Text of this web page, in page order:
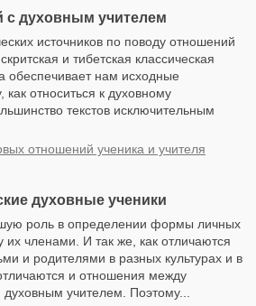
с духовным учителем
источников по поводу отношений
и тибетская классическая
обеспечивает нам исходные
относиться к духовному
текстов исключительным
отношений ученика и учителя
духовные ученики
роль в определении формы личных
их членами. И так же, как отличаются
и родителями в разных культурах и в
и отношения между
учителем. Поэтому...